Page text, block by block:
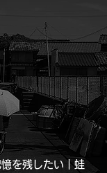
を残したい｜蛙